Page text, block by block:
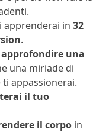
apprenderai in 32
.
approfondire una
una miriade di
appassionerai.
il tuo
il corpo in